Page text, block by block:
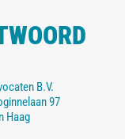
B.V.
97
Haag